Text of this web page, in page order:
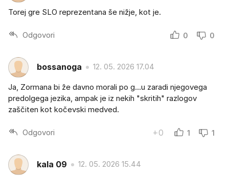
Torej gre SLO reprezentana še nižje, kot je.
Odgovori 0 0
bossanoga 12. 05. 2026 17.04
Ja, Zormana bi že davno morali po g...u zaradi njegovega
predolgega jezika, ampak je iz nekih "skritih" razlogov
zaščiten kot kočevski medved.
Odgovori +0 1 1
kala 09 12. 05. 2026 15.44